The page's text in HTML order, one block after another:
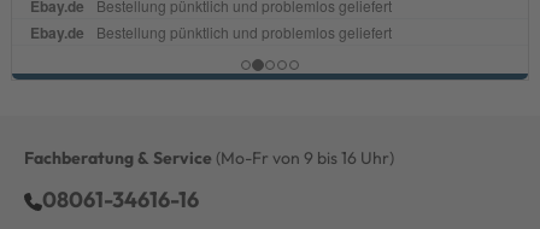
Fachberatung & Service (Mo-Fr von 9 bis 16 Uhr)
08061-34616-16